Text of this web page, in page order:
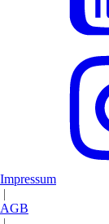
Impressum
|
AGB